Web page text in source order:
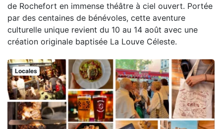
de Rochefort en immense théâtre à ciel ouvert. Portée
par des centaines de bénévoles, cette aventure
culturelle unique revient du 10 au 14 août avec une
création originale baptisée La Louve Céleste.
Locales